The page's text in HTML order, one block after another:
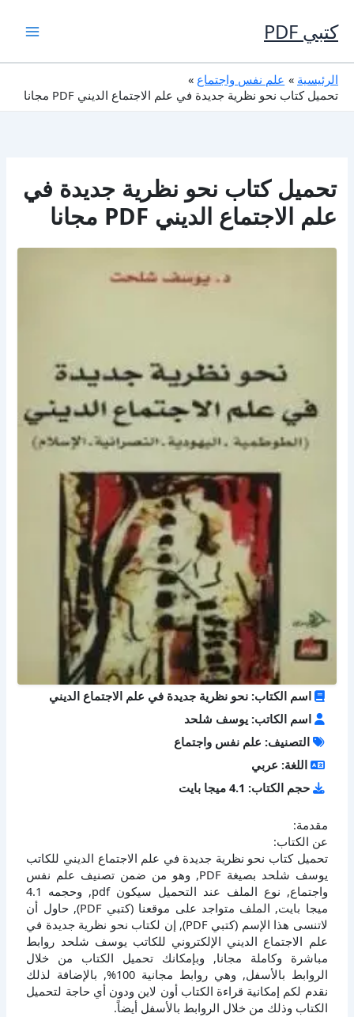
إلى
المحتوى
كتبي PDF
الرئيسية
علم نفس واجتماع
تحميل كتاب نحو نظرية جديدة في علم الاجتماع الديني PDF مجانا
تحميل كتاب نحو نظرية جديدة في
علم الاجتماع الديني PDF مجانا
اسم الكتاب: نحو نظرية جديدة في علم الاجتماع الديني
اسم الكاتب: يوسف شلحد
التصنيف: علم نفس واجتماع
اللغة: عربي
حجم الكتاب: 4.1 ميجا بايت
مقدمة:
عن الكتاب:
تحميل كتاب نحو نظرية جديدة في علم الاجتماع الديني للكاتب
يوسف شلحد بصيغة PDF, وهو من ضمن تصنيف علم نفس
واجتماع, نوع الملف عند التحميل سيكون pdf, وحجمه 4.1
ميجا بايت, الملف متواجد على موقعنا (كتبي PDF), حاول أن
لاتنسى هذا الإسم (كتبي PDF), إن لكتاب نحو نظرية جديدة في
علم الاجتماع الديني الإلكتروني للكاتب يوسف شلحد روابط
مباشرة وكاملة مجانا, وبإمكانك تحميل الكتاب من خلال
الروابط بالأسفل, وهي روابط مجانية 100%, بالإضافة لذلك
نقدم لكم إمكانية قراءة الكتاب أون لاين ودون أي حاجة لتحميل
الكتاب وذلك من خلال الروابط بالأسفل أيضاً.